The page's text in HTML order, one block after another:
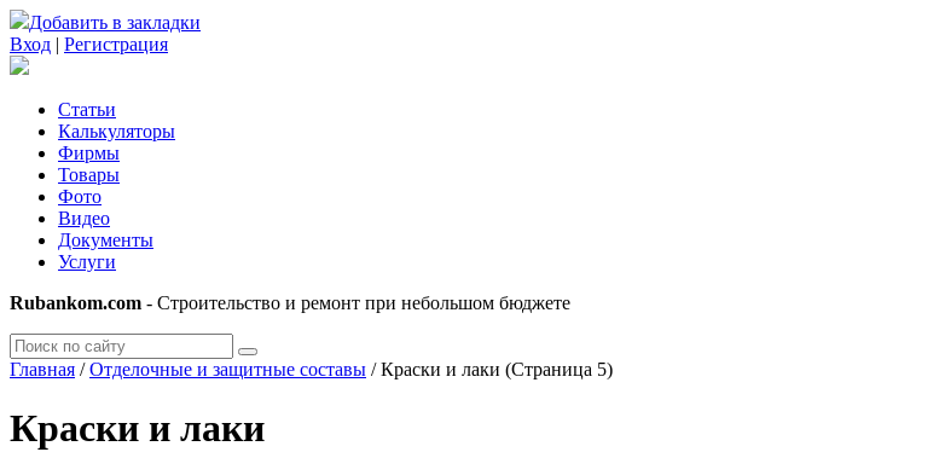
Добавить в закладки
Вход | Регистрация
Статьи
Калькуляторы
Фирмы
Товары
Фото
Видео
Документы
Услуги
Rubankom.com - Строительство и ремонт при небольшом бюджете
Главная /Отделочные и защитные составы /Краски и лаки (Страница 5)
Краски и лаки